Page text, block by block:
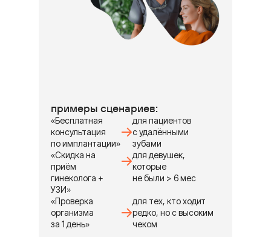
примеры сценариев:
«Бесплатная
консультация
по имплантации»
для пациентов
с удалёнными
зубами
«Скидка на
приём
гинеколога +
УЗИ»
для девушек,
которые
не были > 6 мес
«Проверка
организма
за 1 день»
для тех, кто ходит
редко, но с высоким
чеком